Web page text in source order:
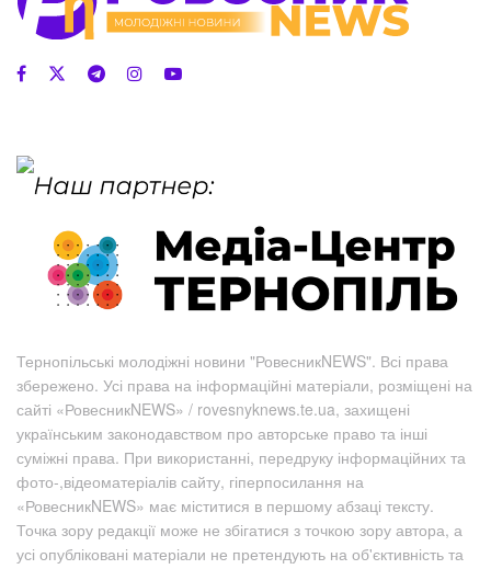
Тернопільські молодіжні новини "РовесникNEWS". Всі права
збережено. Усі права на інформаційні матеріали, розміщені на
сайті «РовесникNEWS» / rovesnyknews.te.ua, захищені
українським законодавством про авторське право та інші
суміжні права. При використанні, передруку інформаційних та
фото-,відеоматеріалів сайту, гіперпосилання на
«РовесникNEWS» має міститися в першому абзаці тексту.
Точка зору редакції може не збігатися з точкою зору автора, а
усі опубліковані матеріали не претендують на об'єктивність та